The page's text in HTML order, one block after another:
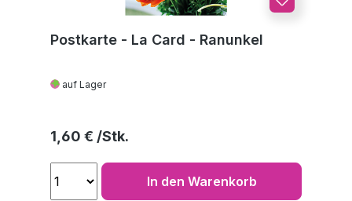
Postkarte - La Card - Ranunkel
auf Lager
Regulärer Preis:
1,60 €
In den Warenkorb